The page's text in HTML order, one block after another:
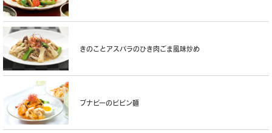
きのことアスパラのひき肉ごま風味炒め
ブナピーのビビン麺